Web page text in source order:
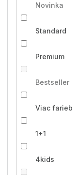
Novinka
Standard
Premium
Bestseller
Viac farieb
1+1
4kids